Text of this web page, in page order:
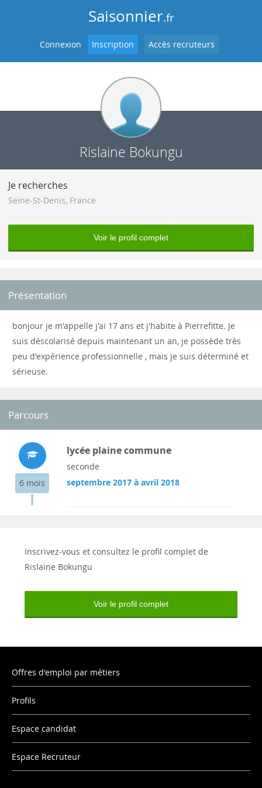
Saisonnier.fr
Connexion Inscription Accès recruteurs
Rislaine Bokungu
Je recherches
Seine-St-Denis, France
Voir le profil complet
Présentation
bonjour je m'appelle j'ai 17 ans et j'habite à Pierrefitte. Je
suis déscolarisé depuis maintenant un an, je possède très
peu d'expérience professionnelle , mais je suis déterminé et
sérieuse.
Parcours
6 mois
lycée plaine commune
seconde
septembre 2017 à avril 2018
Inscrivez-vous et consultez le profil complet de
Rislaine Bokungu
Voir le profil complet
Offres d'emploi par métiers
Profils
Espace candidat
Espace Recruteur